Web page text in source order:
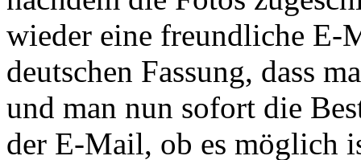
wieder eine freundliche E-
deutschen Fassung, dass
und man nun sofort die
der E-Mail, ob es möglich